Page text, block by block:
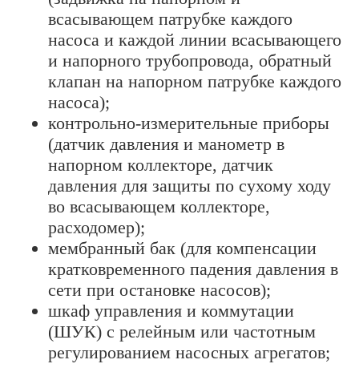
всасывающем патрубке каждого
насоса и каждой линии всасывающего
и напорного трубопровода, обратный
клапан на напорном патрубке каждого
насоса);
контрольно-измерительные приборы
(датчик давления и манометр в
напорном коллекторе, датчик
давления для защиты по сухому ходу
во всасывающем коллекторе,
расходомер);
мембранный бак (для компенсации
кратковременного падения давления в
сети при остановке насосов);
шкаф управления и коммутации
(ШУК) с релейным или частотным
регулированием насосных агрегатов;